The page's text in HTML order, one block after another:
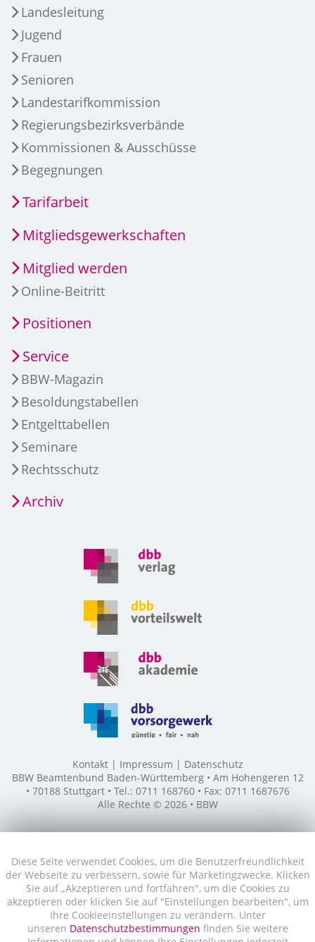
Diese Seite verwendet Cookies, um die Benutzerfreundlichkeit
der Webseite zu verbessern, sowie für Marketingzwecke. Klicken
Sie auf „Akzeptieren und fortfahren", um die Cookies zu
akzeptieren oder klicken Sie auf "Einstellungen bearbeiten", um
Ihre Cookieeinstellungen zu verändern. Unter
unseren Datenschutzbestimmungen finden Sie weitere
Landesleitung
Jugend
Frauen
Senioren
Landestarifkommission
Regierungsbezirksverbände
Kommissionen & Ausschüsse
Begegnungen
Tarifarbeit
Mitgliedsgewerkschaften
Mitglied werden
Online-Beitritt
Positionen
Service
BBW-Magazin
Besoldungstabellen
Entgelttabellen
Seminare
Rechtsschutz
Archiv
Kontakt Impressum
Datenschutz
BBW Beamtenbund Baden-Württemberg • Am Hohengeren 12
• 70188 Stuttgart • Tel.: 0711 168760 • Fax: 0711 1687676
Alle Rechte © 2026 • BBW